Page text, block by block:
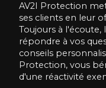
AV2I Protection
ses clients en leur
Toujours à
répondre à vos
conseils
Protection, vous
d'une réactivité